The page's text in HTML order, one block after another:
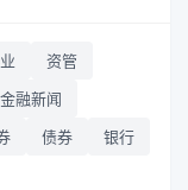
资管
金融新闻
债券
银行